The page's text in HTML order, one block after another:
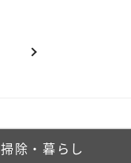
掃除・暮らし